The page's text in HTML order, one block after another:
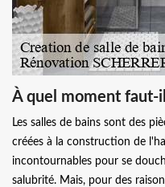
À quel moment faut-
Les salles de bains sont des
créées à la construction de
incontournables pour se
salubrité. Mais, pour des